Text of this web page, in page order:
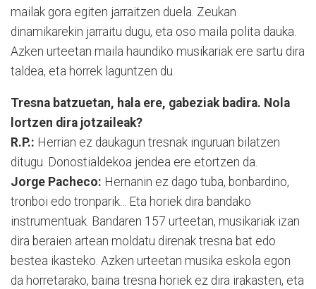
mailak gora egiten jarraitzen du­e­la. Zeukan
dinamikarekin jarraitu du­gu, eta oso maila polita dauka.
Azken ur­te­e­tan maila haundiko musikariak ere sar­tu dira
taldea, eta horrek laguntzen du.
Tresna batzuetan, hala ere, gabeziak badira. Nola
lortzen dira jotzaileak?
R.P.: Herrian ez daukagun tresnak ingu­ru­an bilatzen
ditugu. Donostialdekoa jendea ere etortzen da.
Jorge Pacheco: Hernanin ez dago tuba, bonbardino,
tronboi edo tronparik... Eta horiek dira bandako
instrumentuak. Bandaren 157 urteetan, musikariak izan
dira beraien artean moldatu direnak tresna bat edo
bestea ikasteko. Azken urteetan musika eskola egon
da ho­rre­ta­ra­ko, baina tresna horiek ez dira ira­kas­ten, eta